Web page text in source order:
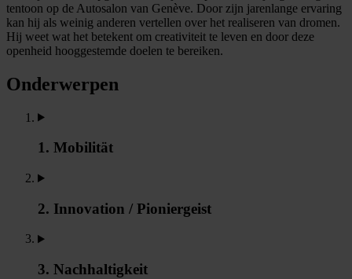
tentoon op de Autosalon van Genève. Door zijn jarenlange ervaring
kan hij als weinig anderen vertellen over het realiseren van dromen.
Hij weet wat het betekent om creativiteit te leven en door deze
openheid hooggestemde doelen te bereiken.
Onderwerpen
1. Mobilität
2. Innovation / Pioniergeist
3. Nachhaltigkeit